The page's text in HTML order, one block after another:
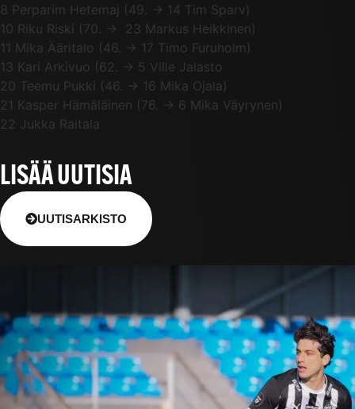
8 Perparim Hetemaj (49. -> 14 Tim Sparv)
10 Riku Riski (70. -> 23 Markus Heikkinen)
11 Mika Ääritalo (46. -> 17 Timo Furuholm)
13 Kari Arkivuo (62. -> 5 Ville Jalasto
20 Teemu Pukki (46. -> 16 Mika Ojala)
21 Kasper Hämäläinen (76. -> 6 Mika Väyrynen)
22 Jukka Raitala
LISÄÄ UUTISIA
UUTISARKISTO